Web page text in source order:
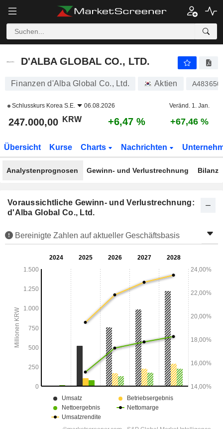
D'ALBA GLOBAL CO., LTD.
Finanzen d'Alba Global Co., Ltd. Aktien A483650
Schlusskurs Korea S.E. 06.08.2026 Veränd. 1. Jan.
247.000,00 KRW +6,47 % +67,46 %
Übersicht Kurse Charts Nachrichten
Analystenprognosen Gewinn- und Verlustrechnung Bilanz
Voraussichtliche Gewinn- und Verlustrechnung:
d'Alba Global Co., Ltd.
Bereinigte Zahlen auf aktueller Geschäftsbasis